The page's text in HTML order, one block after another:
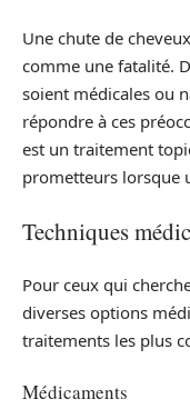
Une chute de
comme une fatalité.
soient médicales ou
répondre à ces
est un traitement
prometteurs lorsque
Techniques
Pour ceux qui
diverses options
traitements les plus
Médicaments